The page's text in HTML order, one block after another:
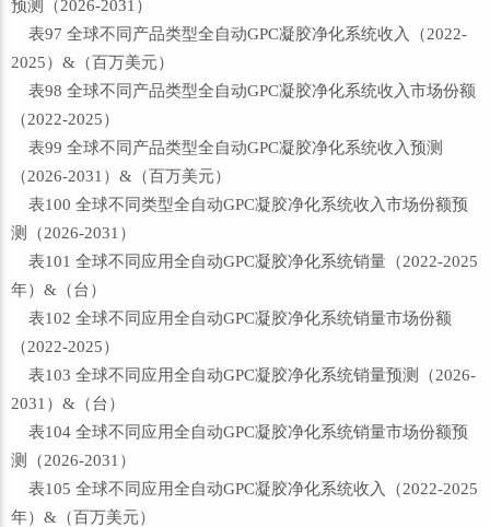
预测（2026-2031）
表97 全球不同产品类型全自动GPC凝胶净化系统收入（2022-
2025）&（百万美元）
表98 全球不同产品类型全自动GPC凝胶净化系统收入市场份额
（2022-2025）
表99 全球不同产品类型全自动GPC凝胶净化系统收入预测
（2026-2031）&（百万美元）
表100 全球不同类型全自动GPC凝胶净化系统收入市场份额预
测（2026-2031）
表101 全球不同应用全自动GPC凝胶净化系统销量（2022-2025
年）&（台）
表102 全球不同应用全自动GPC凝胶净化系统销量市场份额
（2022-2025）
表103 全球不同应用全自动GPC凝胶净化系统销量预测（2026-
2031）&（台）
表104 全球不同应用全自动GPC凝胶净化系统销量市场份额预
测（2026-2031）
表105 全球不同应用全自动GPC凝胶净化系统收入（2022-2025
年）&（百万美元）